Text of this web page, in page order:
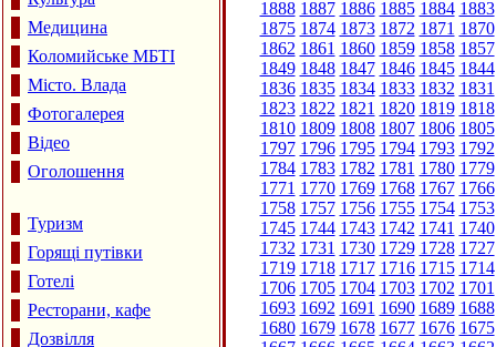
Медицина
Коломийське МБТІ
Місто. Влада
Фотогалерея
Відео
Оголошення
Туризм
Горящі путівки
Готелі
Ресторани, кафе
Дозвілля
1888 1887 1886 1885 1884 1883
1875 1874 1873 1872 1871 1870
1862 1861 1860 1859 1858 1857
1849 1848 1847 1846 1845 1844
1836 1835 1834 1833 1832 1831
1823 1822 1821 1820 1819 1818
1810 1809 1808 1807 1806 1805
1797 1796 1795 1794 1793 1792
1784 1783 1782 1781 1780 1779
1771 1770 1769 1768 1767 1766
1758 1757 1756 1755 1754 1753
1745 1744 1743 1742 1741 1740
1732 1731 1730 1729 1728 1727
1719 1718 1717 1716 1715 1714
1706 1705 1704 1703 1702 1701
1693 1692 1691 1690 1689 1688
1680 1679 1678 1677 1676 1675